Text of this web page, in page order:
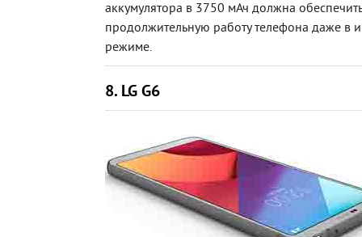
аккумулятора в 3750 мАч должна обеспечить
продолжительную работу телефона даже в
режиме.
8. LG G6